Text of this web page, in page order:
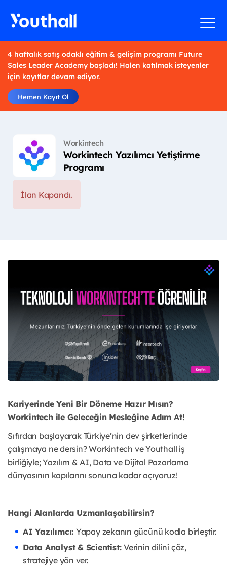
4 haftalık satış odaklı eğitim & gelişim programı Future
Sales Leader Academy başladı! Halen katılmak isteyenler
için kayıtlar devam ediyor.
Hemen Kayıt Ol
Workintech
Workintech Yazılımcı Yetiştirme
Programı
İlan Kapandı.
Kariyerinde Yeni Bir Döneme Hazır Mısın?
Workintech ile Geleceğin Mesleğine Adım At!
Sıfırdan başlayarak Türkiye’nin dev şirketlerinde
çalışmaya ne dersin? Workintech ve Youthall iş
birliğiyle; Yazılım & AI, Data ve Dijital Pazarlama
dünyasının kapılarını sonuna kadar açıyoruz!
Hangi Alanlarda Uzmanlaşabilirsin?
AI Yazılımcı: Yapay zekanın gücünü kodla birleştir.
Data Analyst & Scientist:Verinin dilini çöz,
stratejiye yön ver.